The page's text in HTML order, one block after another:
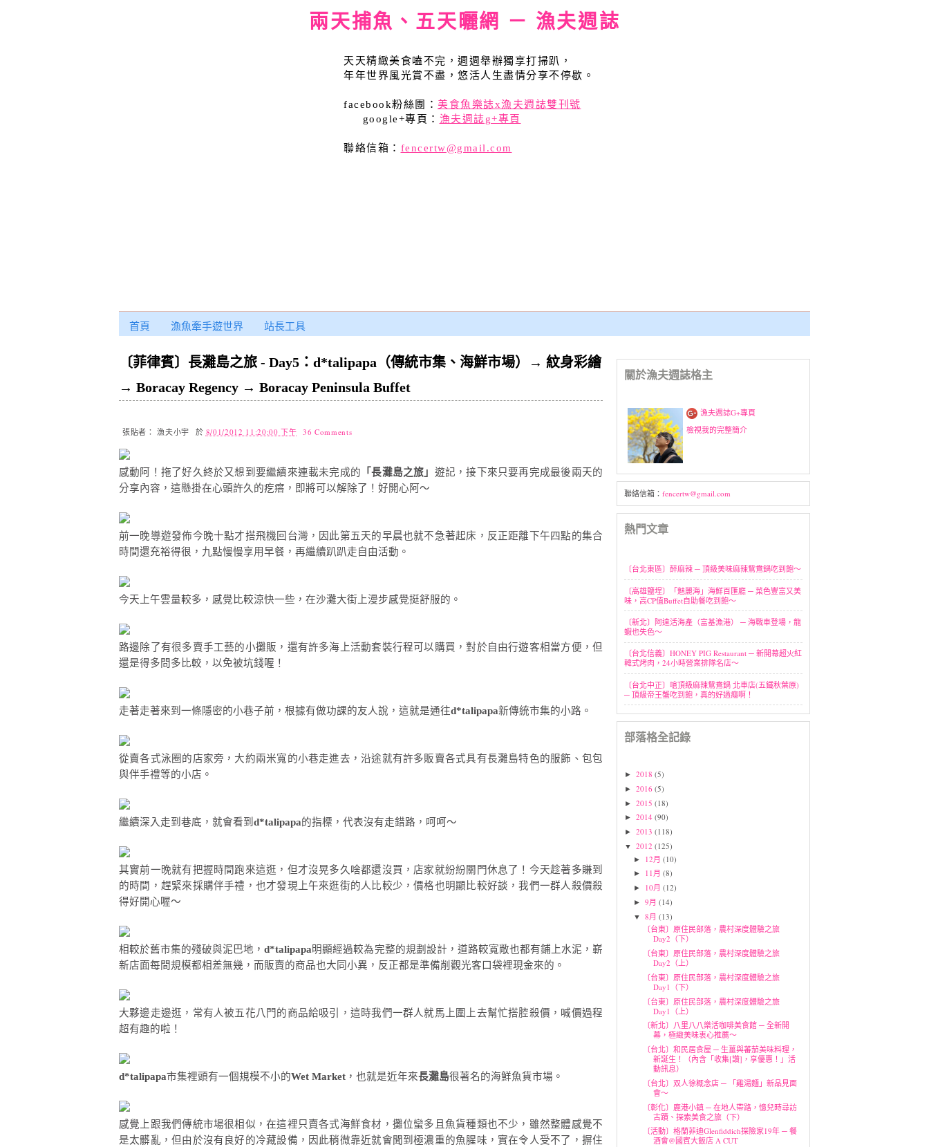
兩天捕魚、五天曬網 － 漁夫週誌
天天精緻美食嗑不完，週週舉辦獨享打掃趴，
年年世界風光賞不盡，悠活人生盡情分享不停歇。
facebook粉絲團： 美食魚樂誌x漁夫週誌雙刊號
google+專頁： 漁夫週誌g+專頁
聯絡信箱： fencertw@gmail.com
首頁 漁魚牽手遊世界 站長工具
〔菲律賓〕長灘島之旅 - Day5：d*talipapa（傳統市集、海鮮市場）→ 紋身彩繪
→ Boracay Regency → Boracay Peninsula Buffet
張貼者：漁夫小宇 於 8/01/2012 11:20:00 下午 36 Comments
感動阿！拖了好久終於又想到要繼續來連載未完成的 「長灘島之旅」 遊記，接下來只要再完成最後兩天的
分享內容，這懸掛在心頭許久的疙瘩，即將可以解除了！好開心阿～
前一晚導遊發佈今晚十點才搭飛機回台灣，因此第五天的早晨也就不急著起床，反正距離下午四點的集合
時間還充裕得很，九點慢慢享用早餐，再繼續趴趴走自由活動。
今天上午雲量較多，感覺比較涼快一些，在沙灘大街上漫步感覺挺舒服的。
路邊除了有很多賣手工藝的小攤販，還有許多海上活動套裝行程可以購買，對於自由行遊客相當方便，但
還是得多問多比較，以免被坑錢喔！
走著走著來到一條隱密的小巷子前，根據有做功課的友人說，這就是通往d*talipapa新傳統市集的小路。
從賣各式泳圈的店家旁，大約兩米寬的小巷走進去，沿途就有許多販賣各式具有長灘島特色的服飾、包包
與伴手禮等的小店。
繼續深入走到巷底，就會看到 d*talipapa的指標，代表沒有走錯路，呵呵～
其實前一晚就有把握時間跑來這逛，但才沒晃多久啥都還沒買，店家就紛紛關門休息了！今天趁著多賺到
的時間，趕緊來採購伴手禮，也才發現上午來逛街的人比較少，價格也明顯比較好談，我們一群人殺價殺
得好開心喔～
相較於舊市集的殘破與泥巴地，d*talipapa明顯經過較為完整的規劃設計，道路較寬敞也都有鋪上水泥，嶄
新店面每間規模都相差無幾，而販賣的商品也大同小異，反正都是準備削觀光客口袋裡現金來的。
大夥邊走邊逛，常有人被五花八門的商品給吸引，這時我們一群人就馬上圍上去幫忙搭腔殺價，喊價過程
超有趣的啦！
d*talipapa市集裡頭有一個規模不小的Wet Market ，也就是近年來長灘島很著名的海鮮魚貨市場。
感覺上跟我們傳統市場很相似，在這裡只賣各式海鮮食材，攤位蠻多且魚貨種類也不少，雖然整體感覺不
是太髒亂，但由於沒有良好的冷藏設備，因此稍微靠近就會聞到極濃重的魚腥味，實在令人受不了，摒住
關於漁夫週誌格主
漁夫週誌G+專頁
檢視我的完整簡介
聯絡信箱： fencertw@gmail.com
熱門文章
〔台北東區〕醉麻辣 ─ 頂級美味麻辣鴛鴦鍋吃到飽～
〔高雄鹽埕〕「魅麗海」海鮮百匯廳 ─ 菜色豐富又美
味，高CP值Buffet自助餐吃到飽～
〔新北〕阿達活海產（富基漁港） ─ 海戰車登場，龍
蝦也失色～
〔台北信義〕HONEY PIG Restaurant ─ 新開幕超火紅
韓式烤肉，24小時營業排隊名店～
〔台北中正〕嗆頂級麻辣鴛鴦鍋 北車店(五鐵秋葉原)
─ 頂級帝王蟹吃到飽，真的好過癮啊！
部落格全記錄
► 2018 (5)
► 2016 (5)
► 2015 (18)
► 2014 (90)
► 2013 (118)
▼ 2012 (125)
► 12月(10)
► 11月(8)
► 10月(12)
►9月(14)
▼8月(13)
〔台東〕原住民部落，農村深度體驗之旅
Day2（下）
〔台東〕原住民部落，農村深度體驗之旅
Day2（上）
〔台東〕原住民部落，農村深度體驗之旅
Day1（下）
〔台東〕原住民部落，農村深度體驗之旅
Day1（上）
〔新北〕八里八八樂活咖啡美食館 ─ 全新開
幕，極緻美味衷心推薦～
〔台北〕和民居食屋 ─ 生薑與蕃茄美味料理，
新誕生！（內含「收集[讚]，享優惠！」活
動訊息）
〔台北〕双人徐概念店 ─ 「雞湯麵」新品見面
會～
〔彰化〕鹿港小鎮 ─ 在地人帶路，憶兒時尋訪
古蹟、探索美食之旅（下）
〔活動〕格蘭菲迪Glenfiddich探險家19年 ─ 餐
酒會@國賓大飯店 A CUT